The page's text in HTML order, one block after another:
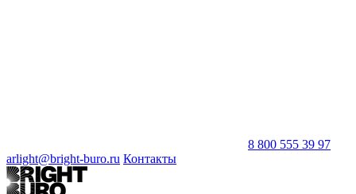
8 800 555 39 97
arlight@bright-buro.ru Контакты